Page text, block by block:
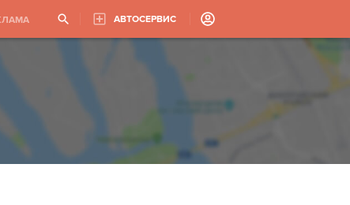
АВТОСЕРВИС